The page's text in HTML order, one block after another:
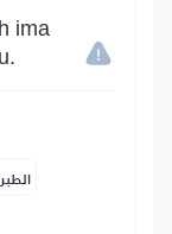
ima